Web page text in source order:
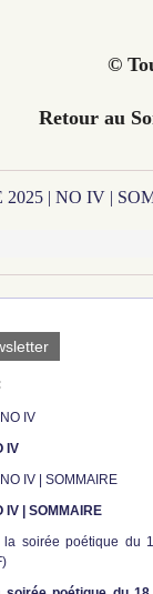
©
Retour au
| NO IV |
IV
IV | SOMMAIRE